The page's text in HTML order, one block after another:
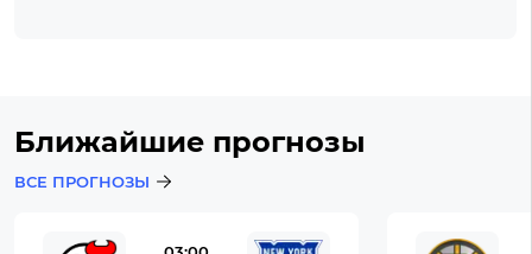
Ближайшие прогнозы
ВСЕ ПРОГНОЗЫ